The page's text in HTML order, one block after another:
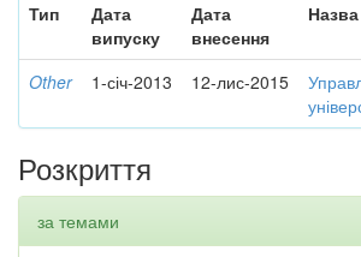
Тип
Дата
випуску
Дата
внесення
Назва
Other 1-січ-2013 12-лис-2015
Розкриття
за темами